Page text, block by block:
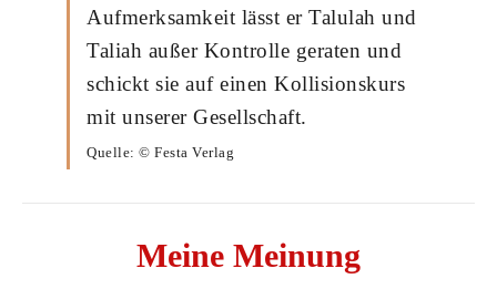
Aufmerksamkeit lässt er Talulah und
Taliah außer Kontrolle geraten und
schickt sie auf einen Kollisionskurs
mit unserer Gesellschaft.
Quelle: © Festa Verlag
Meine Meinung